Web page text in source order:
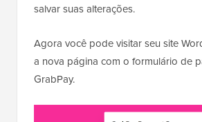
salvar suas alterações.
Agora você pode visitar seu site
a nova página com o formulário de
GrabPay.